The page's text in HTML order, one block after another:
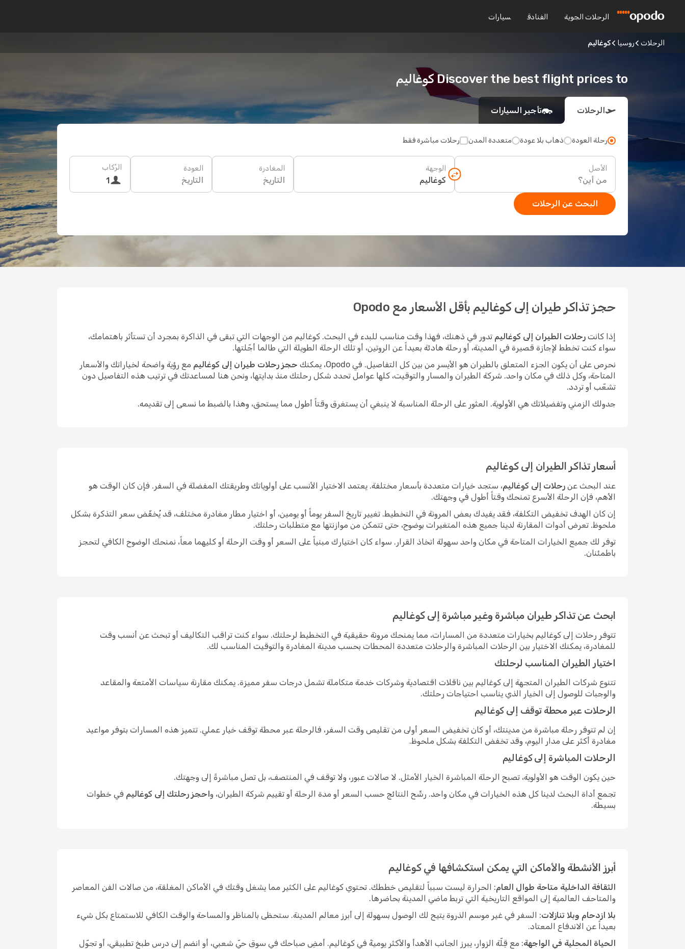
الرحلات الجوية الفنادق سيارات
الرحلات روسيا كوغاليم
Discover the best flight prices to كوغاليم
الرحلات تأجير السيارات
رحلة العودة ذهاب بلا عودة متعددة المدن رحلات مباشرة فقط
الأصل الوجهة المغادرة
التاريخ
العودة
التاريخ
الرُكاب
1
البحث عن الرحلات
حجز تذاكر طيران إلى كوغاليم بأقل الأسعار مع Opodo
إذا كانت رحلات الطيران إلى كوغاليم تدور في ذهنك، فهذا وقت مناسب للبدء في البحث. كوغاليم من الوجهات التي تبقى في الذاكرة بمجرد أن تستأثر باهتمامك،
سواء كنت تخطط لإجازة قصيرة في المدينة، أو رحلة هادئة بعيداً عن الروتين، أو تلك الرحلة الطويلة التي طالما أجّلتها.
نحرص على أن يكون الجزء المتعلق بالطيران هو الأيسر من بين كل التفاصيل. في Opodo، يمكنك
حجز رحلات طيران إلى كوغاليم مع رؤية واضحة لخياراتك والأسعار
المتاحة، وكل ذلك في مكان واحد. شركة الطيران والمسار والتوقيت، كلها عوامل تحدد شكل رحلتك منذ بدايتها، ونحن هنا لمساعدتك في ترتيب هذه التفاصيل دون
تشعّب أو تردد.
جدولك الزمني وتفضيلاتك هي الأولوية. العثور على الرحلة المناسبة لا ينبغي أن يستغرق وقتاً أطول مما يستحق، وهذا بالضبط ما نسعى إلى تقديمه.
أسعار تذاكر الطيران إلى كوغاليم
عند البحث عن رحلات إلى كوغاليم، ستجد خيارات متعددة بأسعار مختلفة. يعتمد الاختيار الأنسب على أولوياتك وطريقتك المفضلة في السفر. فإن كان الوقت هو
الأهم، فإن الرحلة الأسرع تمنحك وقتاً أطول في وجهتك.
إن كان الهدف تخفيض التكلفة، فقد يفيدك بعض المرونة في التخطيط. تغيير تاريخ السفر يوماً أو يومين، أو اختيار مطار مغادرة مختلف، قد يُخفّض سعر التذكرة بشكل
ملحوظ. تعرض أدوات المقارنة لدينا جميع هذه المتغيرات بوضوح، حتى تتمكن من موازنتها مع متطلبات رحلتك.
توفر لك جميع الخيارات المتاحة في مكان واحد سهولة اتخاذ القرار. سواء كان اختيارك مبنياً على السعر أو وقت الرحلة أو كليهما معاً، نمنحك الوضوح الكافي لتحجز
باطمئنان.
ابحث عن تذاكر طيران مباشرة وغير مباشرة إلى كوغاليم
تتوفر رحلات إلى كوغاليم بخيارات متعددة من المسارات، مما يمنحك مرونة حقيقية في التخطيط لرحلتك. سواء كنت تراقب التكاليف أو تبحث عن أنسب وقت
للمغادرة، يمكنك الاختيار بين الرحلات المباشرة والرحلات متعددة المحطات بحسب مدينة المغادرة والتوقيت المناسب لك.
اختيار الطيران المناسب لرحلتك
تتنوع شركات الطيران المتجهة إلى كوغاليم بين ناقلات اقتصادية وشركات خدمة متكاملة تشمل درجات سفر مميزة. يمكنك مقارنة سياسات الأمتعة والمقاعد
والوجبات للوصول إلى الخيار الذي يناسب احتياجات رحلتك.
الرحلات عبر محطة توقف إلى كوغاليم
إن لم تتوفر رحلة مباشرة من مدينتك، أو كان تخفيض السعر أولى من تقليص وقت السفر، فالرحلة عبر محطة توقف خيار عملي. تتميز هذه المسارات بتوفر مواعيد
مغادرة أكثر على مدار اليوم، وقد تخفض التكلفة بشكل ملحوظ.
الرحلات المباشرة إلى كوغاليم
حين يكون الوقت هو الأولوية، تصبح الرحلة المباشرة الخيار الأمثل. لا صالات عبور، ولا توقف في المنتصف، بل تصل مباشرةً إلى وجهتك.
تجمع أداة البحث لدينا كل هذه الخيارات في مكان واحد. رشّح النتائج حسب السعر أو مدة الرحلة أو تقييم شركة الطيران، واحجز رحلتك إلى كوغاليم في خطوات
بسيطة.
أبرز الأنشطة والأماكن التي يمكن استكشافها في كوغاليم
الثقافة الداخلية متاحة طوال العام: الحرارة ليست سبباً لتقليص خططك. تحتوي كوغاليم على الكثير مما يشغل وقتك في الأماكن المغلقة، من صالات الفن المعاصر
والمتاحف العالمية إلى المواقع التاريخية التي تربط ماضي المدينة بحاضرها.
بلا ازدحام وبلا تنازلات: السفر في غير موسم الذروة يتيح لك الوصول بسهولة إلى أبرز معالم المدينة. ستحظى بالمناظر والمساحة والوقت الكافي للاستمتاع بكل شيء
بعيداً عن الاندفاع المعتاد.
الحياة المحلية في الواجهة: مع قِلّة الزوار، يبرز الجانب الأهدأ والأكثر يوميةً في كوغاليم. أمضِ صباحك في سوق حيّ شعبي، أو انضم إلى درس طبخ تطبيقي، أو تجوّل